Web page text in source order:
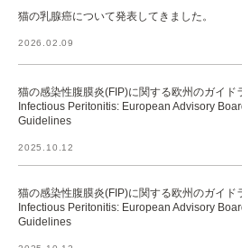
猫の乳腺癌について発表してきました。
2026.02.09
猫の感染性腹膜炎(FIP)に関する欧州のガイ
Infectious Peritonitis: European Advisory
Guidelines
2025.10.12
猫の感染性腹膜炎(FIP)に関する欧州のガイ
Infectious Peritonitis: European Advisory
Guidelines